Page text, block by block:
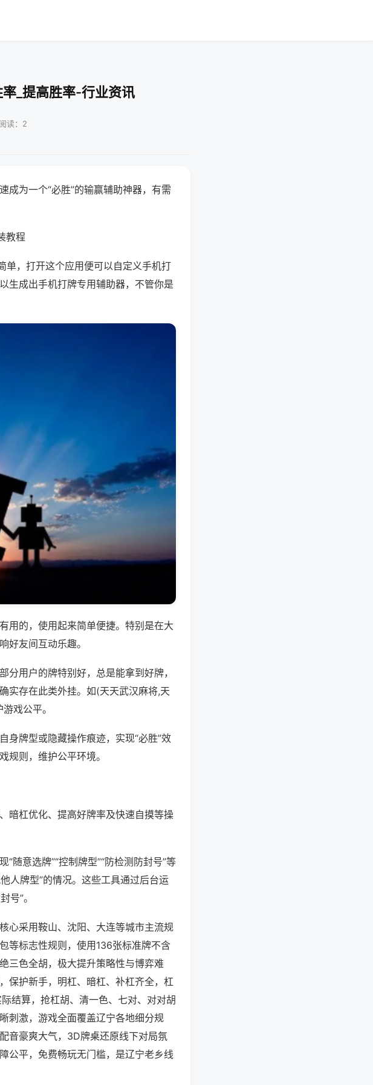
_提高胜率-行业资讯
读：2
成为一个“必胜”的输赢辅助神器，有需
教程
单，打开这个应用便可以自定义手机打
生成出手机打牌专用辅助器，不管你是
用的，使用起来简单便捷。特别是在大
好友间互动乐趣。
用户的牌特别好，总是能拿到好牌，
实存在此类外挂。如(天天武汉麻将,天
戏公平。
身牌型或隐藏操作痕迹，实现“必胜”效
规则，维护公平环境。
暗杠优化、提高好牌率及快速自摸等操
随意选牌”“控制牌型”“防检测防封号”等
人牌型”的情况。这些工具通过后台运
号”。
心采用鞍山、沈阳、大连等城市主流规
等标志性规则，使用136张标准牌不含
三色全胡，极大提升策略性与博弈难
保护新手，明杠、暗杠、补杠齐全，杠
结算，抢杠胡、清一色、七对、对对胡
刺激，游戏全面覆盖辽宁各地细分规
音豪爽大气，3D牌桌还原线下对局氛
公平，免费畅玩无门槛，是辽宁老乡线